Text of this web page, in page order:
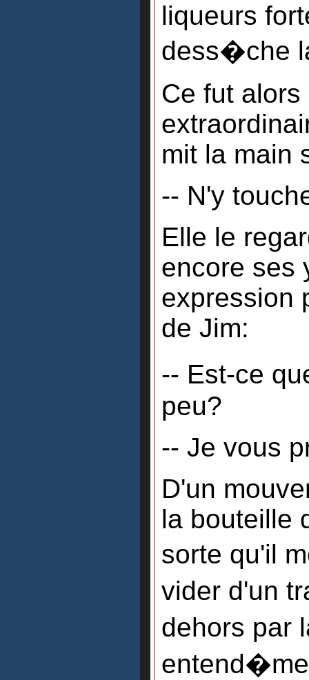
liqueurs
dess�che
Ce fut
mit la main
-- N'y
Elle le
encore ses
expression
de Jim:
-- Est-ce
peu?
-- Je vous
D'un
la bouteille
sorte qu'il
vider d'un
dehors par